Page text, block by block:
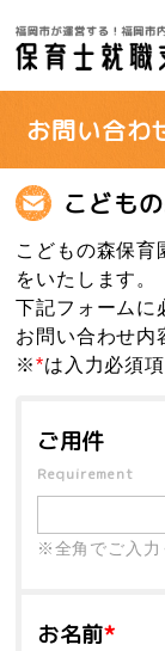
お問い合わ
こども
こどもの森保育
をいたします。
下記フォームに
お問い合わせ内
※*は入力必須
ご用件
Requirement
※全角でご入力
お名前*